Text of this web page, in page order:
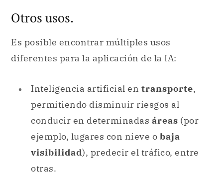
Otros usos.
Es posible encontrar múltiples usos
diferentes para la aplicación de la IA:
Inteligencia artificial en transporte,
permitiendo disminuir riesgos al
conducir en determinadas áreas (por
ejemplo, lugares con nieve o baja
visibilidad), predecir el tráfico, entre
otras.